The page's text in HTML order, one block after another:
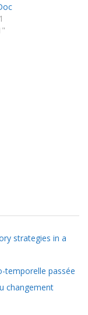
strategies in a
temporelle passée
changement